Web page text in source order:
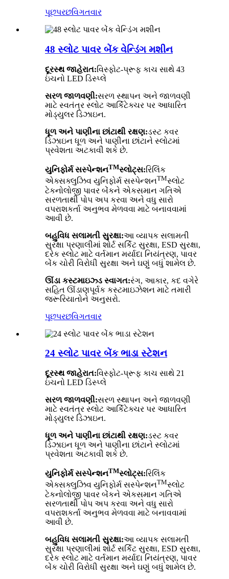
પૂછપરછવિગતવાર
48 સ્લોટ પાવર બેંક વેન્ડિંગ મશીન
દૂરસ્થ જાહેરાત:વિસ્ફોટ-પ્રૂફ કાચ સાથે 43
ઇંચનો LED ડિસ્પ્લે
સરળ જાળવણી:સરળ સ્થાપન અને જાળવણી
માટે સ્વતંત્ર સ્લોટ આર્કિટેક્ચર પર આધારિત
મોડ્યુલર ડિઝાઇન.
ધૂળ અને પાણીના છાંટાથી રક્ષણ:ડસ્ટ કવર
ડિઝાઇન ધૂળ અને પાણીના છાંટાને સ્લોટમાં
પ્રવેશતા અટકાવી શકે છે.
યુનિફોર્મ સસ્પેન્શનTMસ્લોટ્સ:રિલિંક
એક્સક્લુઝિવ યુનિફોર્મ સસ્પેન્શનTMસ્લોટ
ટેકનોલોજી પાવર બેંકને એકસમાન ગતિએ
સરળતાથી પોપ અપ કરવા અને વધુ સારો
વપરાશકર્તા અનુભવ મેળવવા માટે બનાવવામાં
આવી છે.
બહુવિધ સલામતી સુરક્ષા:આ વ્યાપક સલામતી
સુરક્ષા પ્રણાલીમાં શોર્ટ સર્કિટ સુરક્ષા, ESD સુરક્ષા,
દરેક સ્લોટ માટે વર્તમાન મર્યાદા નિયંત્રણ, પાવર
બેંક ચોરી વિરોધી સુરક્ષા અને ઘણું બધું શામેલ છે.
ઊંડા કસ્ટમાઇઝ્ડ સ્વાગત:રંગ, આકાર, કદ વગેરે
સહિત ઊંડાણપૂર્વક કસ્ટમાઇઝેશન માટે તમારી
જરૂરિયાતોને અનુસરો.
પૂછપરછવિગતવાર
24 સ્લોટ પાવર બેંક ભાડા સ્ટેશન
દૂરસ્થ જાહેરાત:વિસ્ફોટ-પ્રૂફ કાચ સાથે 21
ઇંચનો LED ડિસ્પ્લે
સરળ જાળવણી:સરળ સ્થાપન અને જાળવણી
માટે સ્વતંત્ર સ્લોટ આર્કિટેક્ચર પર આધારિત
મોડ્યુલર ડિઝાઇન.
ધૂળ અને પાણીના છાંટાથી રક્ષણ:ડસ્ટ કવર
ડિઝાઇન ધૂળ અને પાણીના છાંટાને સ્લોટમાં
પ્રવેશતા અટકાવી શકે છે.
યુનિફોર્મ સસ્પેન્શનTMસ્લોટ્સ:રિલિંક
એક્સક્લુઝિવ યુનિફોર્મ સસ્પેન્શનTMસ્લોટ
ટેકનોલોજી પાવર બેંકને એકસમાન ગતિએ
સરળતાથી પોપ અપ કરવા અને વધુ સારો
વપરાશકર્તા અનુભવ મેળવવા માટે બનાવવામાં
આવી છે.
બહુવિધ સલામતી સુરક્ષા:આ વ્યાપક સલામતી
સુરક્ષા પ્રણાલીમાં શોર્ટ સર્કિટ સુરક્ષા, ESD સુરક્ષા,
દરેક સ્લોટ માટે વર્તમાન મર્યાદા નિયંત્રણ, પાવર
બેંક ચોરી વિરોધી સુરક્ષા અને ઘણું બધું શામેલ છે.